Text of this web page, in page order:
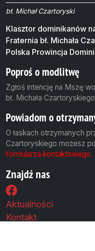
bł. Michał Czartoryski
Klasztor dominikanów
Fraternia bł. Michała
Polska Prowincja
Poproś o modlitwę
Zgłoś intencję na Mszę
bł. Michała
Powiadom o
O łaskach otrzymanych
Czartoryskiego możesz
formularza kontaktowego.
Znajdź nas
Aktualności
Kontakt